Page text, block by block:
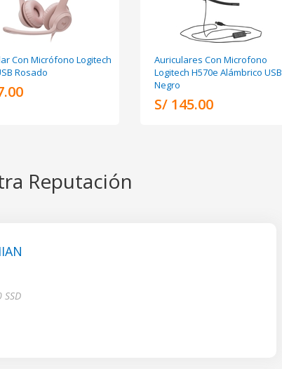
Con Micrófono Logitech
Rosado
Auriculares Con Microfono
Logitech H570e Alámbrico USB
Negro
S/ 145.00
Reputación